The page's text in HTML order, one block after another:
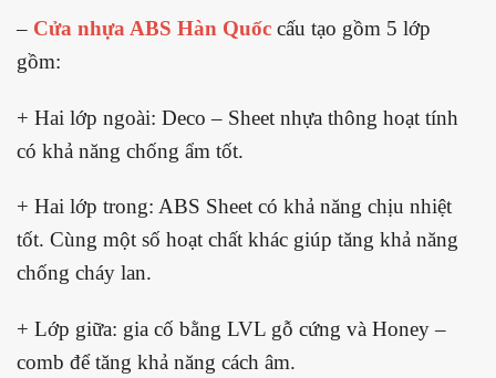
– Cửa nhựa ABS Hàn Quốc cấu tạo gồm 5 lớp
gồm:
+ Hai lớp ngoài: Deco – Sheet nhựa thông hoạt tính
có khả năng chống ẩm tốt.
+ Hai lớp trong: ABS Sheet có khả năng chịu nhiệt
tốt. Cùng một số hoạt chất khác giúp tăng khả năng
chống cháy lan.
+ Lớp giữa: gia cố bằng LVL gỗ cứng và Honey –
comb để tăng khả năng cách âm.